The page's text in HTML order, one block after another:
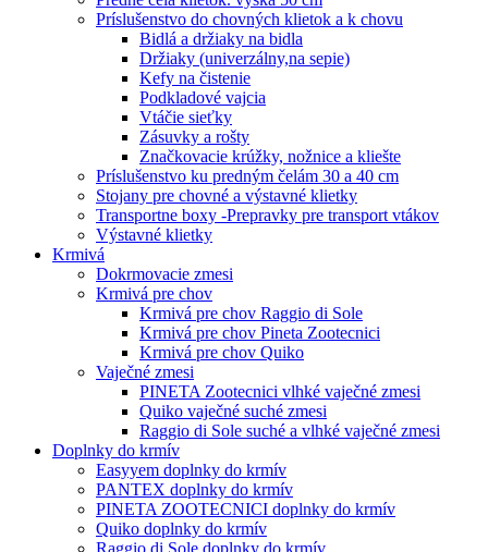
Príslušenstvo do chovných klietok a k chovu
Bidlá a držiaky na bidla
Držiaky (univerzálny,na sepie)
Kefy na čistenie
Podkladové vajcia
Vtáčie sieťky
Zásuvky a rošty
Značkovacie krúžky, nožnice a kliešte
Príslušenstvo ku predným čelám 30 a 40 cm
Stojany pre chovné a výstavné klietky
Transportne boxy -Prepravky pre transport vtákov
Výstavné klietky
Krmivá
Dokrmovacie zmesi
Krmivá pre chov
Krmivá pre chov Raggio di Sole
Krmivá pre chov Pineta Zootecnici
Krmivá pre chov Quiko
Vaječné zmesi
PINETA Zootecnici vlhké vaječné zmesi
Quiko vaječné suché zmesi
Raggio di Sole suché a vlhké vaječné zmesi
Doplnky do krmív
Easyyem doplnky do krmív
PANTEX doplnky do krmív
PINETA ZOOTECNICI doplnky do krmív
Quiko doplnky do krmív
Raggio di Sole doplnky do krmív